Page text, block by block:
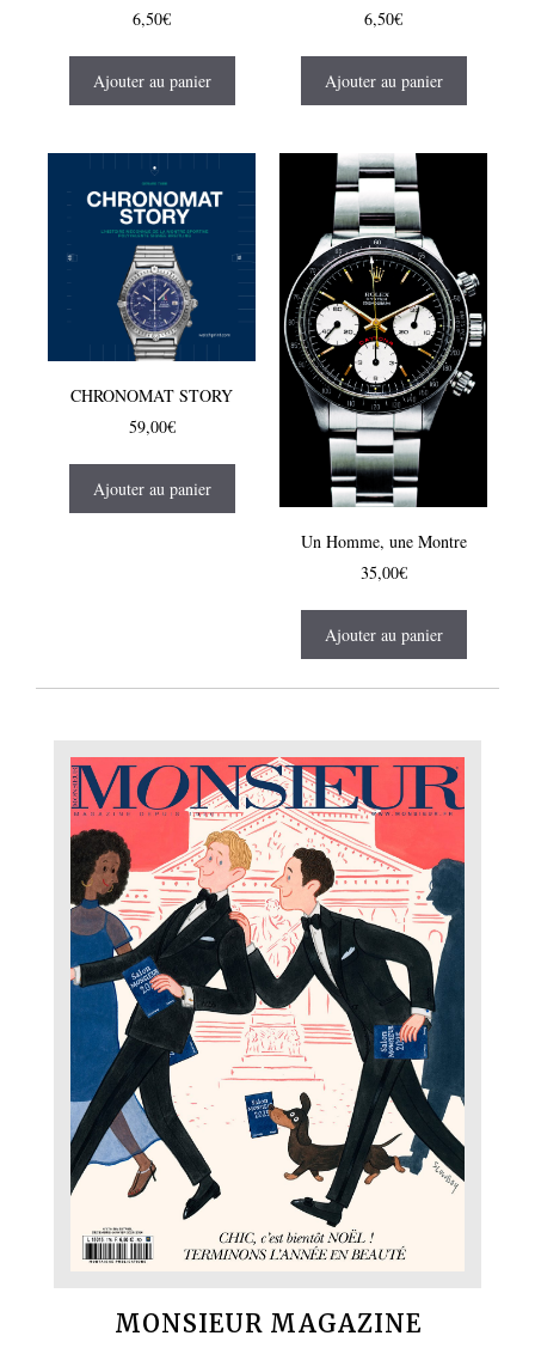
6,50€
Ajouter au panier
6,50€
Ajouter au panier
CHRONOMAT STORY
59,00€
Ajouter au panier
Un Homme, une Montre
35,00€
Ajouter au panier
MONSIEUR MAGAZINE